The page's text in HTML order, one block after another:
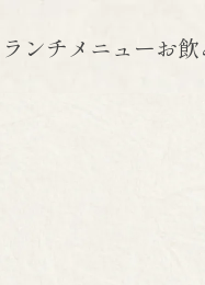
ランチ メニューお